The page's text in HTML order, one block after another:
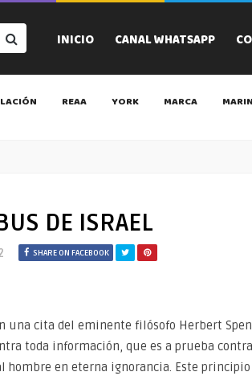
INICIO CANAL WHATSAPP
REAA YORK MARCA
DE ISRAEL
SHARE ON FACEBOOK
una cita del eminente filósofo Herbert
toda información, que es a prueba
en eterna ignorancia. Este principio